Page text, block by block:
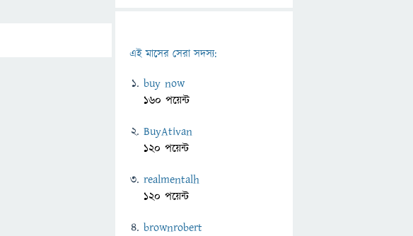
এই মাসের সেরা সদস্য:
buy now
160 পয়েন্ট
BuyAtivan
120 পয়েন্ট
realmentalh
120 পয়েন্ট
brownrobert